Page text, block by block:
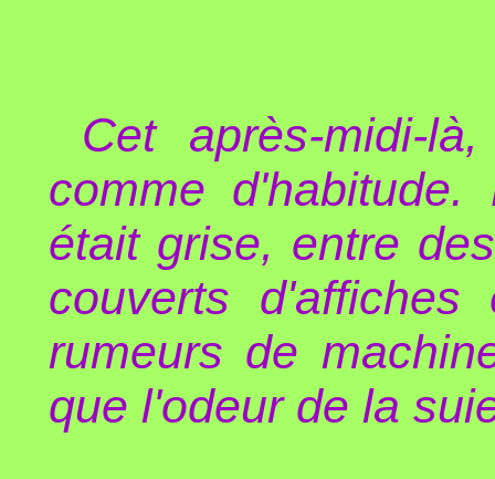
Cet après-midi-
comme
était grise, entre
couverts
rumeurs de
que l'odeur de la